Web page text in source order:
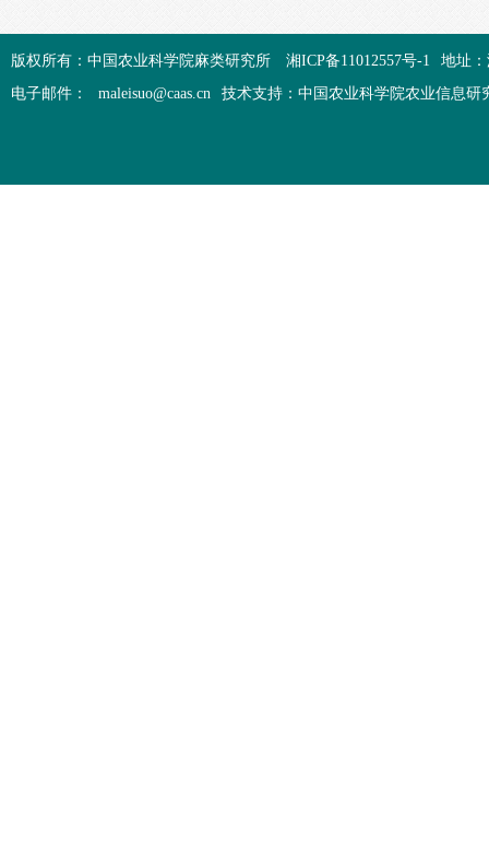
版权所有：中国农业科学院麻类研究所 湘ICP备11012557号-1
地址
电子邮件：
maleisuo@caas.cn 技术支持：中国农业科学院农业信息研